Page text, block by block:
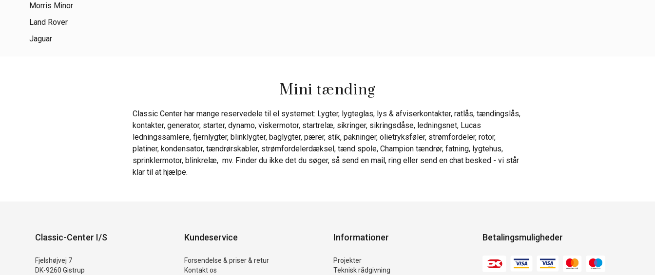
Morris Minor
Land Rover
Jaguar
Mini tænding
Classic Center har mange reservedele til el systemet: Lygter, lygteglas, lys & afviserkontakter, ratlås, tændingslås,
kontakter, generator, starter, dynamo, viskermotor, startrelæ, sikringer, sikringsdåse, ledningsnet, Lucas
ledningssamlere, fjernlygter, blinklygter, baglygter, pærer, stik, pakninger, olietryksføler, strømfordeler, rotor,
platiner, kondensator, tændrørskabler, strømfordelerdæksel, tænd spole, Champion tændrør, fatning, lygtehus,
sprinklermotor, blinkrelæ, mv. Finder du ikke det du søger, så send en mail, ring eller send en chat besked - vi står
klar til at hjælpe.
Classic-Center I/S
Fjelshøjvej 7
DK-9260 Gistrup
Kundeservice
Forsendelse & priser & retur
Kontakt os
Informationer
Projekter
Teknisk rådgivning
Betalingsmuligheder